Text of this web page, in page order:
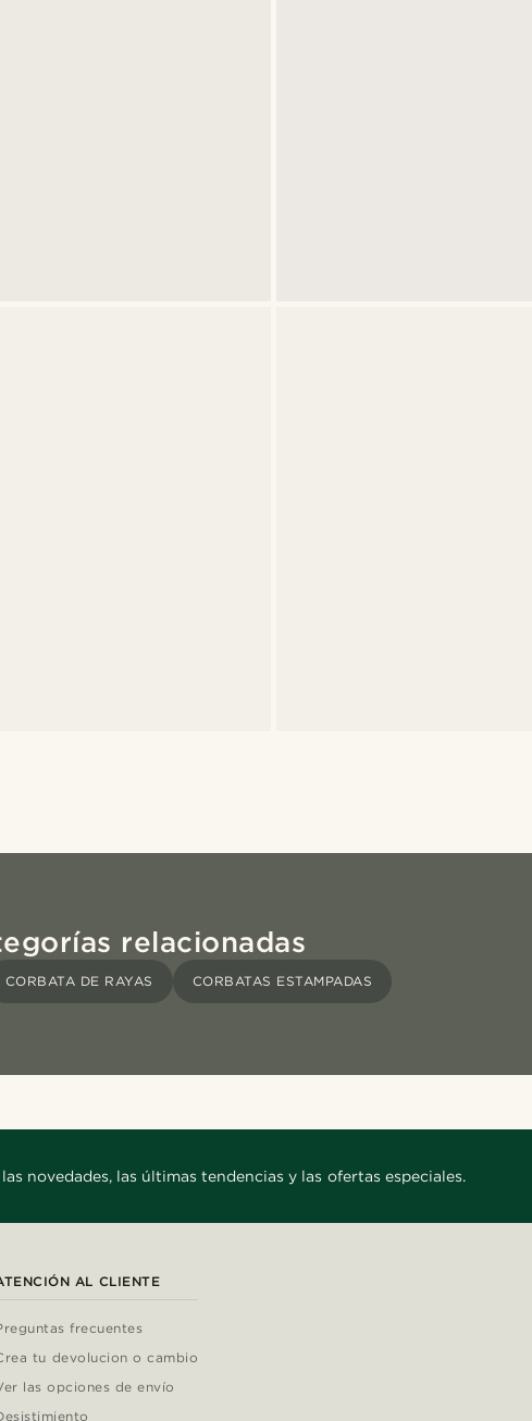
relacionadas
CORBATA DE RAYAS CORBATAS ESTAMPADAS
novedades, las últimas tendencias y las ofertas especiales.
AL CLIENTE
frecuentes
tu devolucion o cambio
las opciones de envío